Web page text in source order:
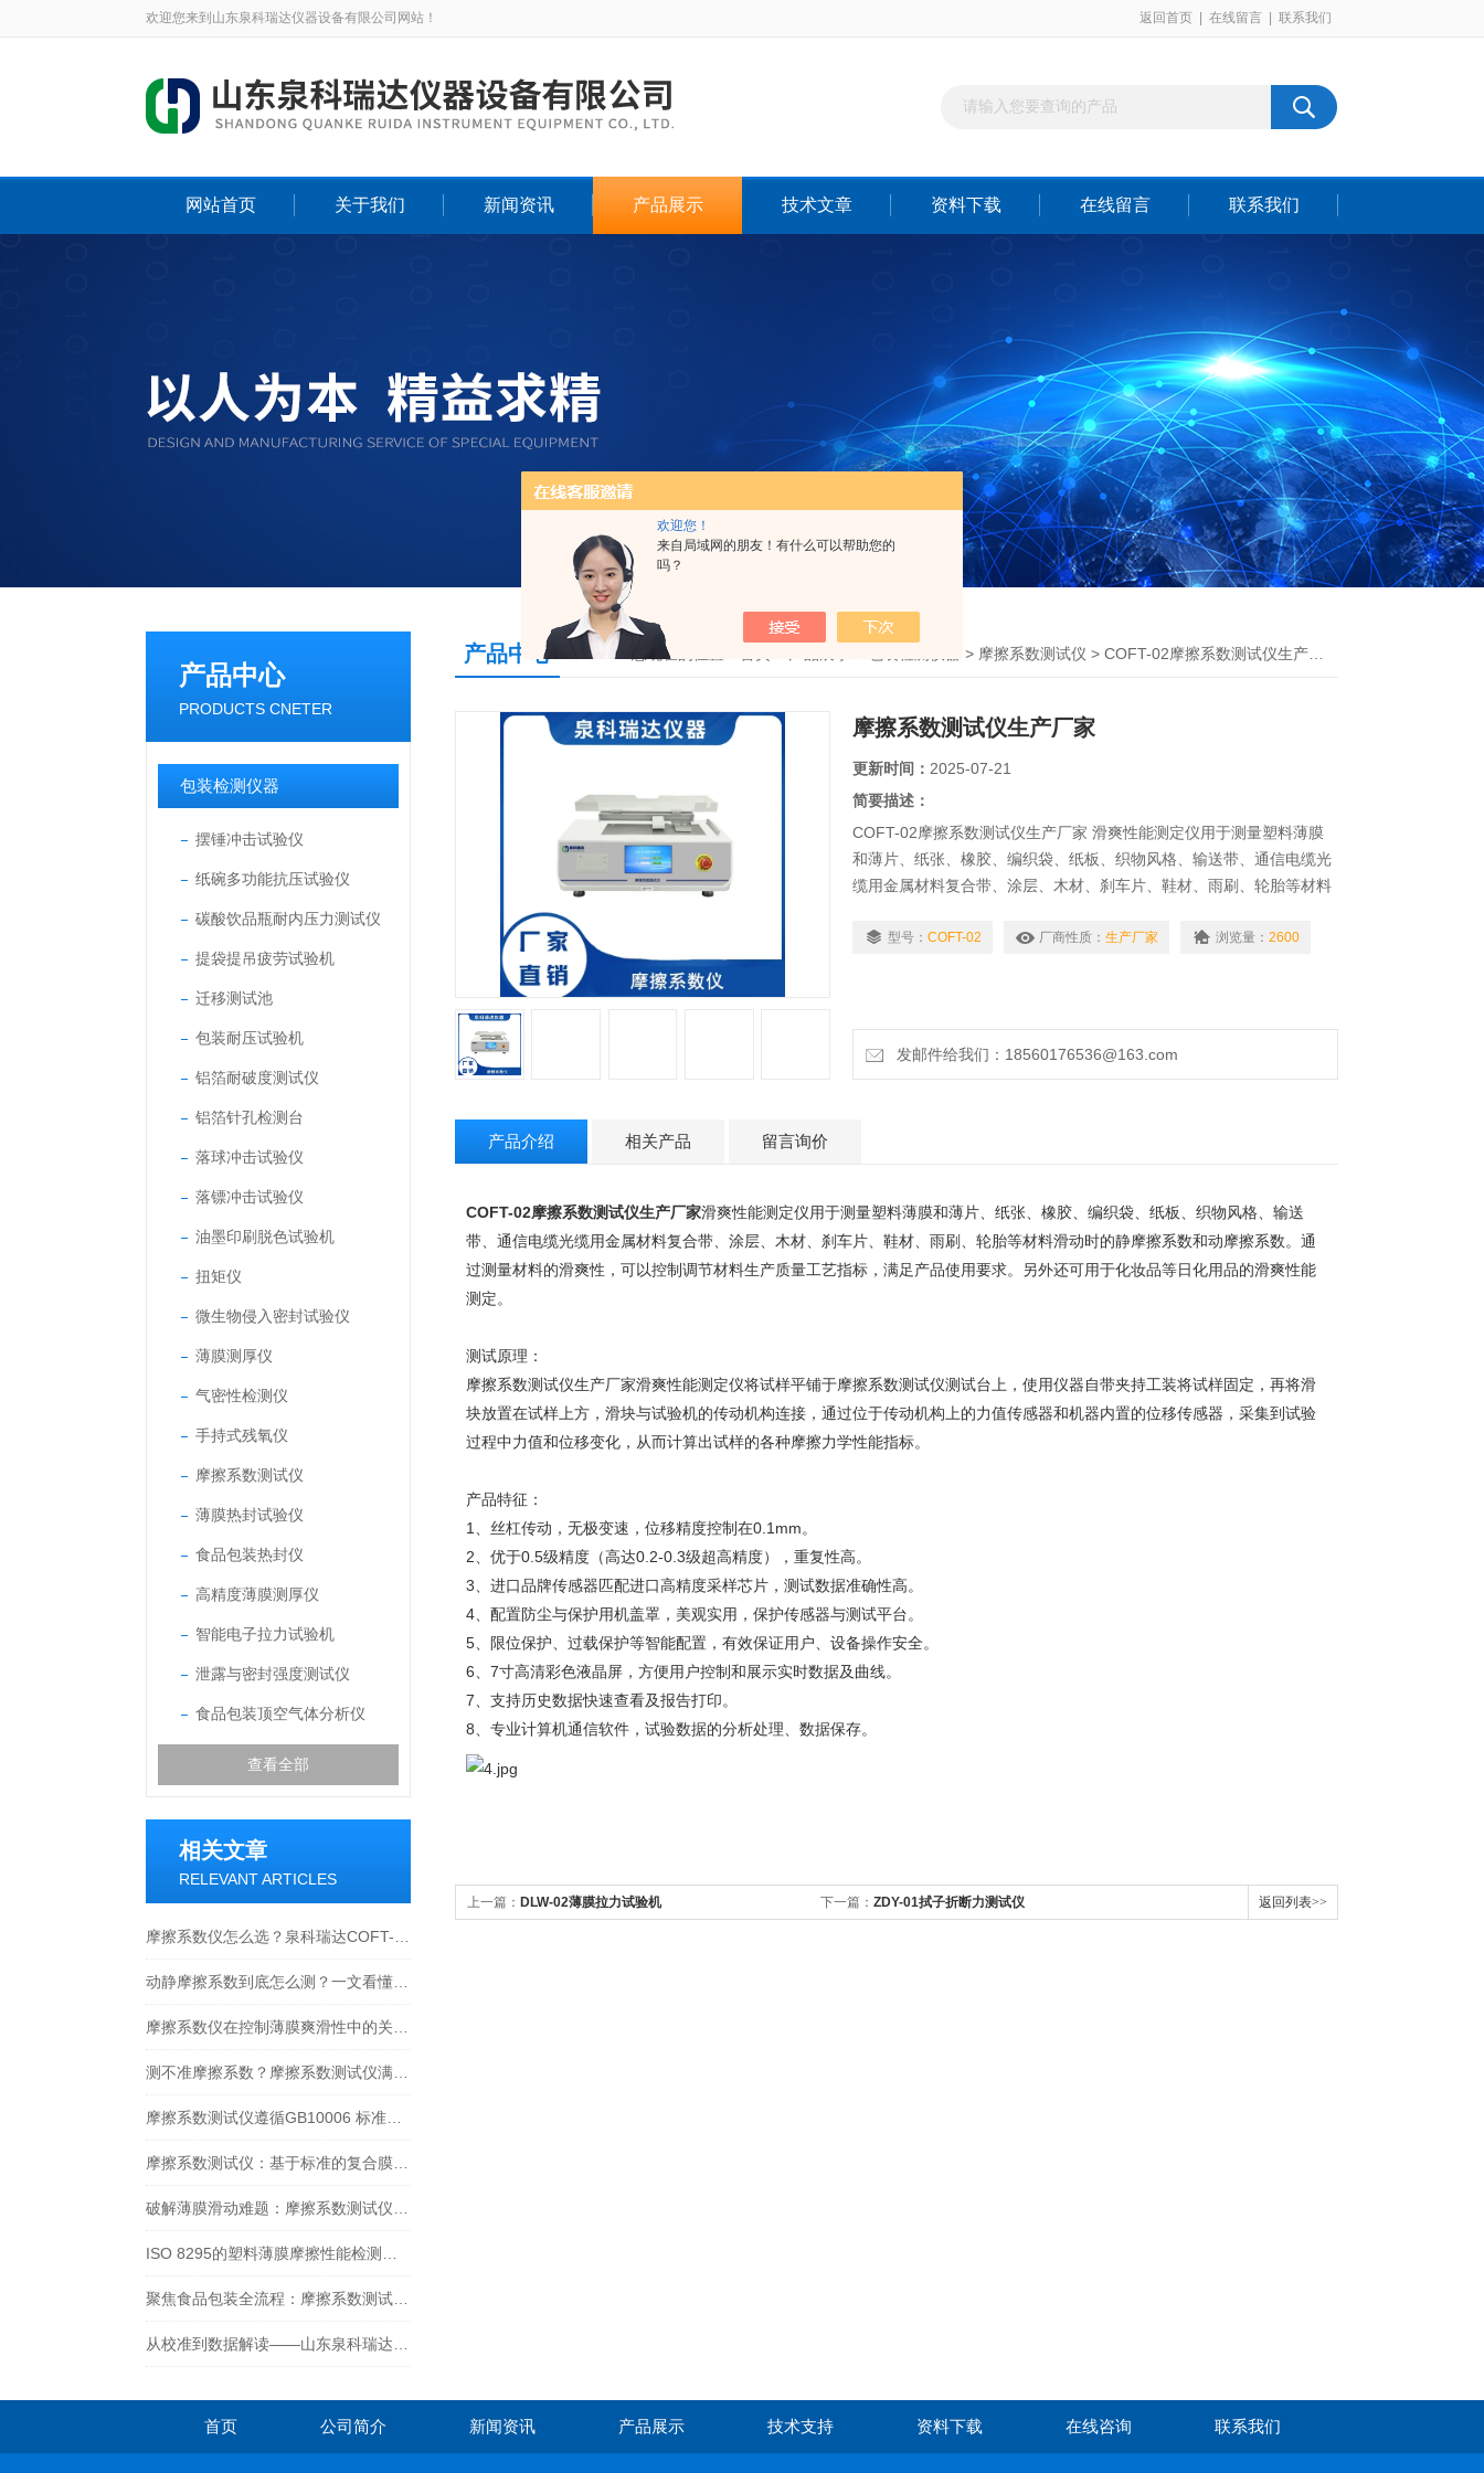
欢迎您！
来自局域网的朋友！有什么可以帮助您的
吗？
欢迎您来到山东泉科瑞达仪器设备有限公司网站！ 返回首页 在线留言 联系我们
网站首页 关于我们 新闻资讯 产品展示 技术文章 资料下载 在线留言 联系我们
产品中心
PRODUCTS CNETER
包装检测仪器
摆锤冲击试验仪
纸碗多功能抗压试验仪
碳酸饮品瓶耐内压力测试仪
提袋提吊疲劳试验机
迁移测试池
包装耐压试验机
铝箔耐破度测试仪
铝箔针孔检测台
落球冲击试验仪
落镖冲击试验仪
油墨印刷脱色试验机
扭矩仪
微生物侵入密封试验仪
薄膜测厚仪
气密性检测仪
手持式残氧仪
摩擦系数测试仪
薄膜热封试验仪
食品包装热封仪
高精度薄膜测厚仪
智能电子拉力试验机
泄露与密封强度测试仪
食品包装顶空气体分析仪
查看全部
相关文章
RELEVANT ARTICLES
产品中心 您现在的位置： > 摩擦系数测试仪 > COFT-02摩擦系数测试仪生产厂家
摩擦系数测试仪生产厂家
更新时间： 2025-07-21
简要描述：
COFT-02摩擦系数测试仪生产厂家 滑爽性能测定仪用于测量塑料薄膜
和薄片、纸张、橡胶、编织袋、纸板、织物风格、输送带、通信电缆光
缆用金属材料复合带、涂层、木材、刹车片、鞋材、雨刷、轮胎等材料
型号： COFT-02 厂商性质： 生产厂家 浏览量： 2600
发邮件给我们：18560176536@163.com
产品介绍 相关产品 留言询价
COFT-02摩擦系数测试仪生产厂家滑爽性能测定仪用于测量塑料薄膜和薄片、纸张、橡胶、编织袋、纸板、织物风格、输送
带、通信电缆光缆用金属材料复合带、涂层、木材、刹车片、鞋材、雨刷、轮胎等材料滑动时的静摩擦系数和动摩擦系数。通
过测量材料的滑爽性，可以控制调节材料生产质量工艺指标，满足产品使用要求。另外还可用于化妆品等日化用品的滑爽性能
测定。
测试原理：
摩擦系数测试仪生产厂家滑爽性能测定仪将试样平铺于摩擦系数测试仪测试台上，使用仪器自带夹持工装将试样固定，再将滑
块放置在试样上方，滑块与试验机的传动机构连接，通过位于传动机构上的力值传感器和机器内置的位移传感器，采集到试验
过程中力值和位移变化，从而计算出试样的各种摩擦力学性能指标。
产品特征：
1、丝杠传动，无极变速，位移精度控制在0.1mm。
2、优于0.5级精度（高达0.2-0.3级超高精度），重复性高。
3、进口品牌传感器匹配进口高精度采样芯片，测试数据准确性高。
4、配置防尘与保护用机盖罩，美观实用，保护传感器与测试平台。
5、限位保护、过载保护等智能配置，有效保证用户、设备操作安全。
6、7寸高清彩色液晶屏，方便用户控制和展示实时数据及曲线。
7、支持历史数据快速查看及报告打印。
8、专业计算机通信软件，试验数据的分析处理、数据保存。
上一篇： DLW-02薄膜拉力试验机 下一篇： ZDY-01拭子折断力测试仪 返回列表>>
首页 公司简介 新闻资讯 产品展示 技术支持 资料下载 在线咨询 联系我们